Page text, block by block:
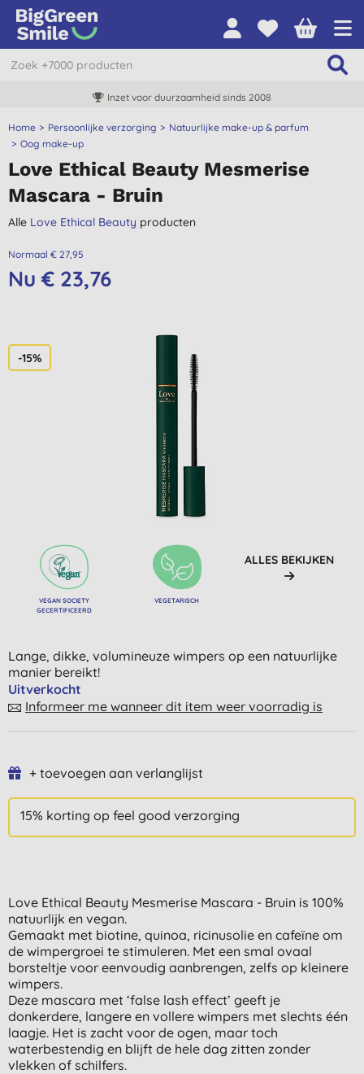
Inzet voor duurzaamheid sinds 2008
Home Persoonlijke verzorging
Natuurlijke make-up & parfum
Oog make-up
Love Ethical Beauty Mesmerise
Mascara - Bruin
Alle Love Ethical Beauty producten
Normaal € 27,95
Nu € 23,76
-15%
VEGAN SOCIETY
GECERTIFICEERD
VEGETARISCH
ALLES BEKIJKEN
Lange, dikke, volumineuze wimpers op een natuurlijke
manier bereikt!
Uitverkocht
Informeer me wanneer dit item weer voorradig is
+ toevoegen aan verlanglijst
15% korting op feel good verzorging
Love Ethical Beauty Mesmerise Mascara - Bruin is 100%
natuurlijk en vegan.
Gemaakt met biotine, quinoa, ricinusolie en cafeïne om
de wimpergroei te stimuleren. Met een smal ovaal
borsteltje voor eenvoudig aanbrengen, zelfs op kleinere
wimpers.
Deze mascara met ‘false lash effect’ geeft je
donkerdere, langere en vollere wimpers met slechts één
laagje. Het is zacht voor de ogen, maar toch
waterbestendig en blijft de hele dag zitten zonder
vlekken of schilfers.